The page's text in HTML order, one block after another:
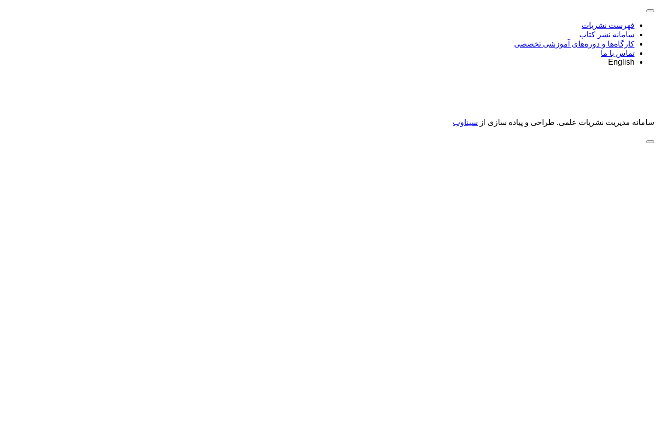
فهرست نشریات
سامانه نشر کتاب
کارگاه‌ها و دوره‌های آموزشی تخصصی
تماس با ما
English
سامانه مدیریت نشریات علمی. طراحی و پیاده سازی از سیناوب